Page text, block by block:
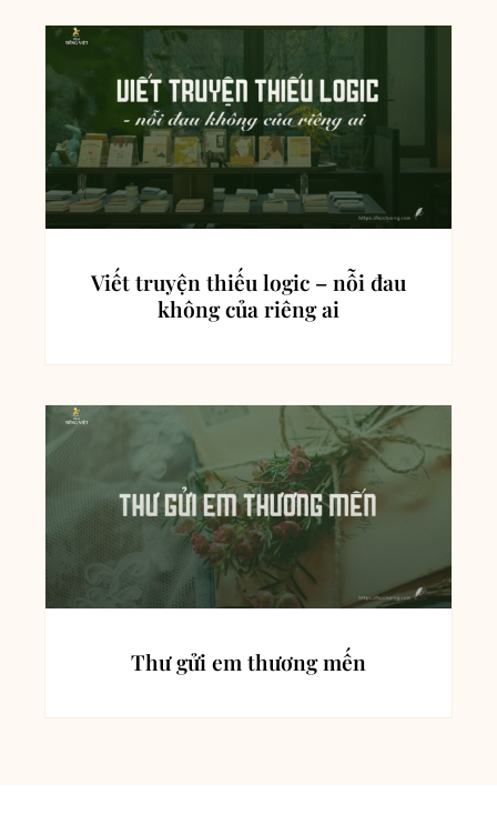
Viết truyện thiếu logic – nỗi đau
không của riêng ai
Thư gửi em thương mến